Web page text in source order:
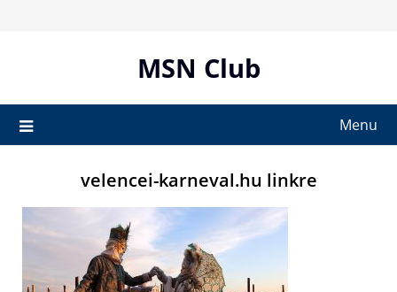
MSN Club
Menu
velencei-karneval.hu linkre